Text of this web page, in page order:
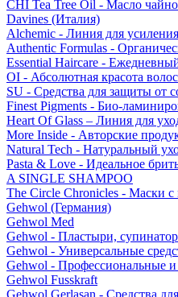
CHI Tea Tree Oil - Масло
Davines (Италия)
Alchemic - Линия для
Authentic Formulas -
Essential Haircare -
OI - Абсолютная красота волос
SU - Средства для защиты от
Finest Pigments - Био-
Heart Of Glass – Линия для
More Inside - Авторские
Natural Tech - Натуральный
Pasta & Love - Идеальное
A SINGLE SHAMPOO
The Circle Chronicles - Маски
Gehwol (Германия)
Gehwol Med
Gehwol - Пластыри,
Gehwol - Универсальные
Gehwol - Профессиональные и
Gehwol Fusskraft
Gehwol Gerlasan - Средства